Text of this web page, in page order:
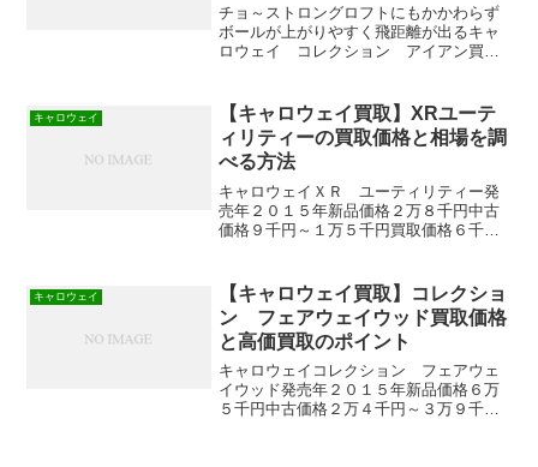
チョ～ストロングロフトにもかかわらず
ボールが上がりやすく飛距離が出るキャ
ロウェイ コレクション アイアン買取
キャロウェイ
【キャロウェイ買取】XRユーテ
ィリティーの買取価格と相場を調
べる方法
キャロウェイＸＲ ユーティリティー発
売年２０１５年新品価格２万８千円中古
価格９千円～１万５千円買取価格６千円
す。 ボールがつかまらない初中級者で
もやさしく飛ばせるキャロウ...
キャロウェイ
【キャロウェイ買取】コレクショ
ン フェアウェイウッド買取価格
と高価買取のポイント
キャロウェイコレクション フェアウェ
イウッド発売年２０１５年新品価格６万
５千円中古価格２万４千円～３万９千円